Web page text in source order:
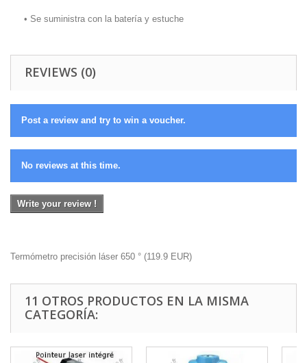
• Se suministra con la batería y estuche
REVIEWS (0)
Post a review and try to win a voucher.
No reviews at this time.
Write your review !
Termómetro precisión láser 650 ° (119.9 EUR)
11 OTROS PRODUCTOS EN LA MISMA
CATEGORÍA: